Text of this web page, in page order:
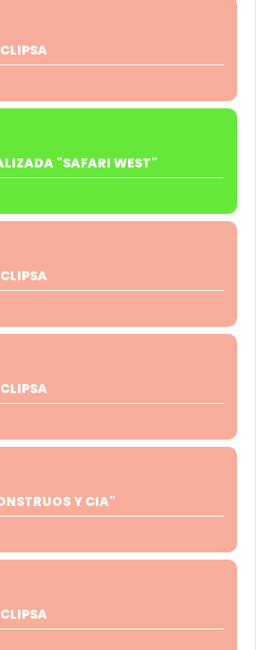
"SAFARI WEST"
Y CIA"